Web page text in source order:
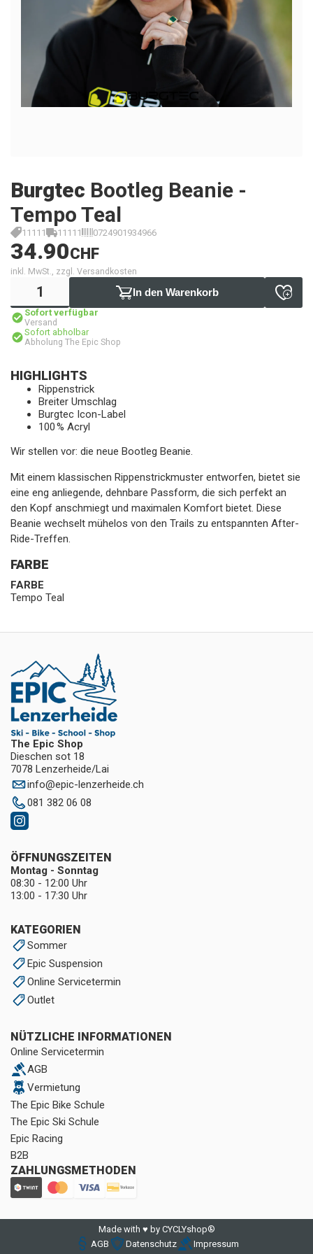
Burgtec Bootleg Beanie -
Tempo Teal
11111 11111 0724901934966
34.90CHF
inkl. MwSt., zzgl. Versandkosten
In den Warenkorb
Sofort verfügbar
Versand
Sofort abholbar
Abholung The Epic Shop
HIGHLIGHTS
Rippenstrick
Breiter Umschlag
Burgtec Icon-Label
100 % Acryl
Wir stellen vor: die neue Bootleg Beanie.
Mit einem klassischen Rippenstrickmuster entworfen, bietet sie
eine eng anliegende, dehnbare Passform, die sich perfekt an
den Kopf anschmiegt und maximalen Komfort bietet. Diese
Beanie wechselt mühelos von den Trails zu entspannten After-
Ride-Treffen.
FARBE
FARBE
Tempo Teal
The Epic Shop
Dieschen sot 18
7078 Lenzerheide/Lai
info@epic-lenzerheide.ch
081 382 06 08
KATEGORIEN
Sommer
Epic Suspension
Online Servicetermin
Outlet
NÜTZLICHE INFORMATIONEN
Online Servicetermin
AGB
Vermietung
The Epic Bike Schule
The Epic Ski Schule
Epic Racing
B2B
ZAHLUNGSMETHODEN
ÖFFNUNGSZEITEN
Montag - Sonntag
08:30 - 12:00 Uhr
13:00 - 17:30 Uhr
Made with ♥ by CYCLYshop®
AGB
Datenschutz Impressum